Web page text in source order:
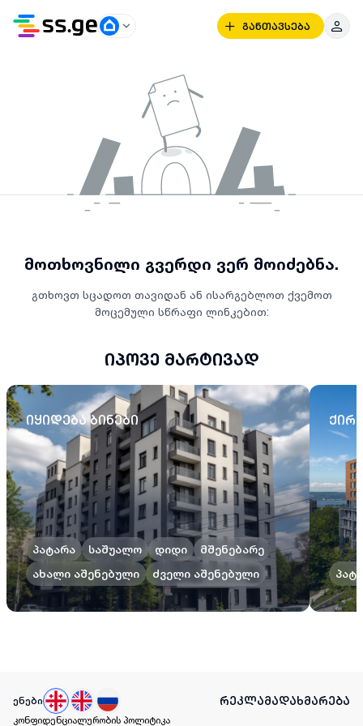
განთავსება
მოთხოვნილი გვერდი ვერ მოიძებნა.
გთხოვთ სცადოთ თავიდან ან ისარგებლოთ ქვემოთ
მოცემული სწრაფი ლინკებით:
იპოვე მარტივად
იყიდება ბინები
პატარა საშუალო დიდი
მშენებარე
ახალი აშენებული
ძველი აშენებული
ენები რეკლამადახმარება
კონფიდენციალურობის პოლიტიკა